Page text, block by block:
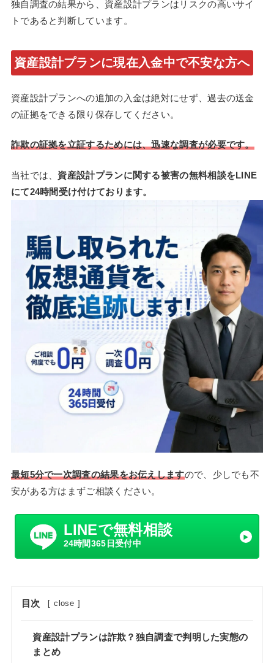
独自調査の結果から、資産設計プランはリスクの高いサイ
トであると判断しています。
資産設計プランに現在入金中で不安な方へ
資産設計プランへの追加の入金は絶対にせず、過去の送金
の証拠をできる限り保存してください。
詐欺の証拠を立証するためには、迅速な調査が必要です。
当社では、 資産設計プランに関する被害の無料相談をLINE
にて24時間受け付けております。
最短5分で一次調査の結果をお伝えしますので、少しでも不
安がある方はまずご相談ください。
LINEで無料相談
24時間365日受付中
目次 [ close ]
資産設計プランは詐欺？独自調査で判明した実態の
まとめ